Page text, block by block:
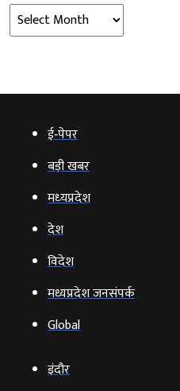
Archives
ई‑पेपर
बड़ी खबर
मध्‍यप्रदेश
देश
विदेश
मध्यप्रदेश जनसंपर्क
Global
इंदौर